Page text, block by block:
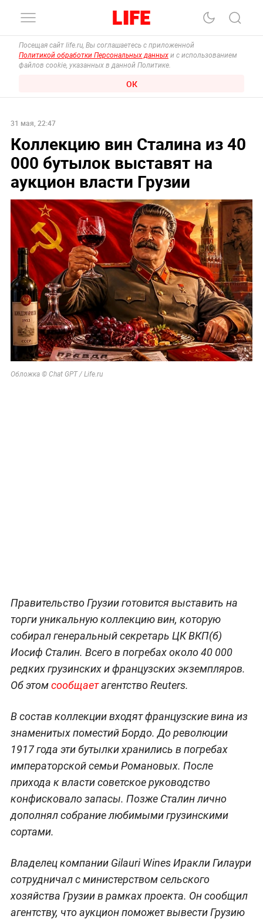
Посещая сайт life.ru, Вы соглашаетесь с приложенной
Политикой обработки Персональных данных и с использованием
файлов cookie, указанных в данной Политике.
ОК
31 мая, 22:47
Коллекцию вин Сталина из 40
000 бутылок выставят на
аукцион власти Грузии
Обложка © Chat GPT / Life.ru
Правительство Грузии готовится выставить на
торги уникальную коллекцию вин, которую
собирал генеральный секретарь ЦК ВКП(б)
Иосиф Сталин. Всего в погребах около 40 000
редких грузинских и французских экземпляров.
Об этомсообщаетагентство Reuters.
В состав коллекции входят французские вина из
знаменитых поместий Бордо. До революции
1917 года эти бутылки хранились в погребах
императорской семьи Романовых. После
прихода к власти советское руководство
конфисковало запасы. Позже Сталин лично
дополнял собрание любимыми грузинскими
сортами.
Владелец компании Gilauri Wines Иракли Гилаури
сотрудничал с министерством сельского
хозяйства Грузии в рамках проекта. Он сообщил
агентству, что аукцион поможет вывести Грузию